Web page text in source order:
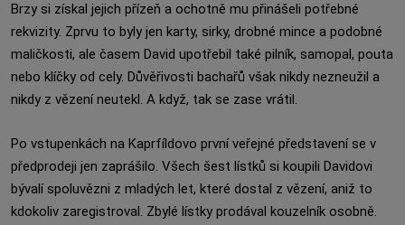
Brzy si získal jejich přízeň a ochotně mu přinášeli potřebné
rekvizity. Zprvu to byly jen karty, sirky, drobné mince a podobné
maličkosti, ale časem David upotřebil také pilník, samopal, pouta
nebo klíčky od cely. Důvěřivosti bachařů však nikdy nezneužil a
nikdy z vězení neutekl. A když, tak se zase vrátil.
Po vstupenkách na Kaprfíldovo první veřejné představení se v
předprodeji jen zaprášilo. Všech šest lístků si koupili Davidovi
bývalí spoluvězni z mladých let, které dostal z vězení, aniž to
kdokoliv zaregistroval. Zbylé lístky prodával kouzelník osobně.